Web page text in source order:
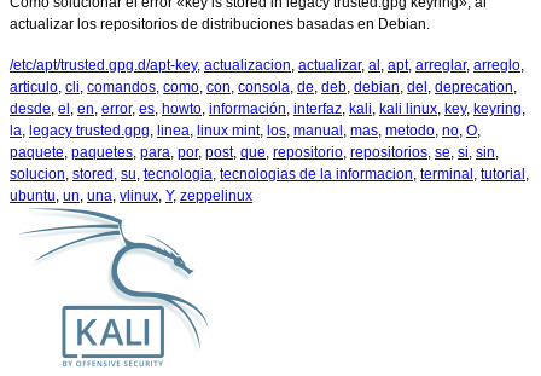
actualizar los repositorios de distribuciones basadas en Debian.
/etc/apt/trusted.gpg.d/apt-key, actualizacion, actualizar, al , apt, arreglar, arreglo,
articulo, cli, comandos, como, con, consola, de, deb, debian, del , deprecation,
desde, el , en, error, es, howto, información, interfaz, kali, kali linux, key, keyring,
la, legacy trusted.gpg, linea, linux mint, los, manual , mas, metodo, no, O,
paquete, paquetes, para, por, post, que, repositorio, repositorios, se, si, sin,
solucion, stored , su, tecnologia, tecnologias de la informacion, terminal , tutorial ,
ubuntu, un, una, vlinux, Y, zeppelinux